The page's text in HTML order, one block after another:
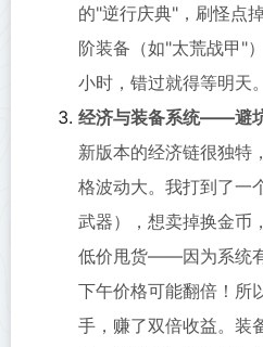
的"逆行庆典"，刷怪点
阶装备（如"太荒战甲"
小时，错过就得等明天。
经济与装备系统——避
新版本的经济链很独特
格波动大。我打到了一
武器），想卖掉换金币
低价甩货——因为系统
下午价格可能翻倍！所
手，赚了双倍收益。装